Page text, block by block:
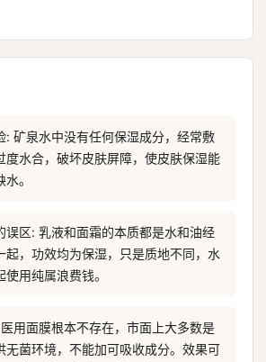
: 矿泉水中没有任何保湿成分，经常敷
度水合，破坏皮肤屏障，使皮肤保湿能
。
误区: 乳液和面霜的本质都是水和油经
起，功效均为保湿，只是质地不同，水
用纯属浪费钱。
用面膜根本不存在，市面上大多数是
无菌环境，不能加可吸收成分。效果可